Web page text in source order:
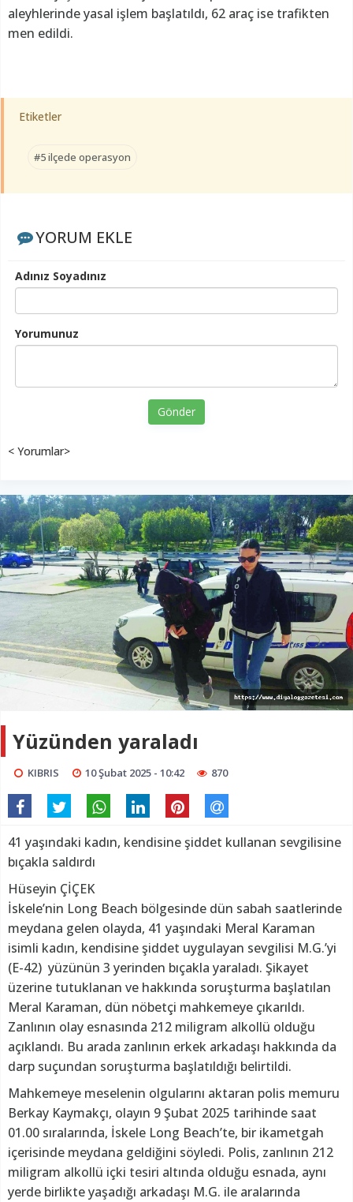
aleyhlerinde yasal işlem başlatıldı, 62 araç ise trafikten
men edildi.
Etiketler
#5 ilçede operasyon
YORUM EKLE
Adınız Soyadınız
Yorumunuz
Gönder
< Yorumlar>
Yüzünden yaraladı
KIBRIS 10 Şubat 2025 - 10:42 870
41 yaşındaki kadın, kendisine şiddet kullanan sevgilisine
bıçakla saldırdı
Hüseyin ÇİÇEK
İskele’nin Long Beach bölgesinde dün sabah saatlerinde
meydana gelen olayda, 41 yaşındaki Meral Karaman
isimli kadın, kendisine şiddet uygulayan sevgilisi M.G.’yi
(E-42) yüzünün 3 yerinden bıçakla yaraladı. Şikayet
üzerine tutuklanan ve hakkında soruşturma başlatılan
Meral Karaman, dün nöbetçi mahkemeye çıkarıldı.
Zanlının olay esnasında 212 miligram alkollü olduğu
açıklandı. Bu arada zanlının erkek arkadaşı hakkında da
darp suçundan soruşturma başlatıldığı belirtildi.
Mahkemeye meselenin olgularını aktaran polis memuru
Berkay Kaymakçı, olayın 9 Şubat 2025 tarihinde saat
01.00 sıralarında, İskele Long Beach’te, bir ikametgah
içerisinde meydana geldiğini söyledi. Polis, zanlının 212
miligram alkollü içki tesiri altında olduğu esnada, aynı
yerde birlikte yaşadığı arkadaşı M.G. ile aralarında